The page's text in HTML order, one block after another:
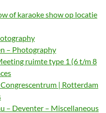
of karaoke show op locatie
– Photography
ruimte type 1 (6 t/m 8
| Rotterdam
– Deventer – Miscellaneous